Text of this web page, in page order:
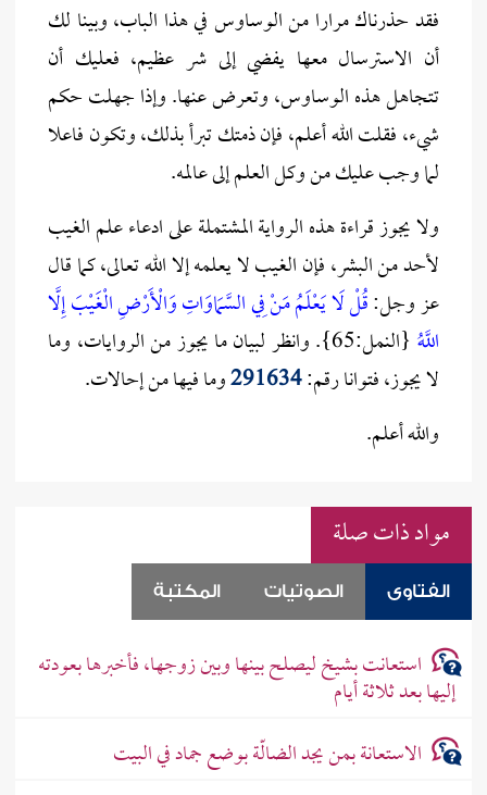
فقد حذرناك مرارا من الوساوس في هذا الباب، وبينا لك
أن الاسترسال معها يفضي إلى شر عظيم، فعليك أن
تتجاهل هذه الوساوس، وتعرض عنها. وإذا جهلت حكم
شيء، فقلت الله أعلم، فإن ذمتك تبرأ بذلك، وتكون فاعلا
لما وجب عليك من وكل العلم إلى عالمه.
ولا يجوز قراءة هذه الرواية المشتملة على ادعاء علم الغيب
لأحد من البشر، فإن الغيب لا يعلمه إلا الله تعالى، كما قال
عز وجل:قُلْ لَا يَعْلَمُ مَنْ فِي السَّمَاوَاتِ وَالْأَرْضِ الْغَيْبَ إِلَّا
اللَّهُ
{النمل:65}. وانظر لبيان ما يجوز من الروايات، وما
لا يجوز، فتوانا رقم:291634وما فيها من إحالات.
والله أعلم.
مواد ذات صلة
الفتاوى الصوتيات المكتبة
استعانت بشيخ ليصلح بينها وبين زوجها، فأخبرها بعودته
إليها بعد ثلاثة أيام
الاستعانة بمن يجد الضالّة بوضع جماد في البيت